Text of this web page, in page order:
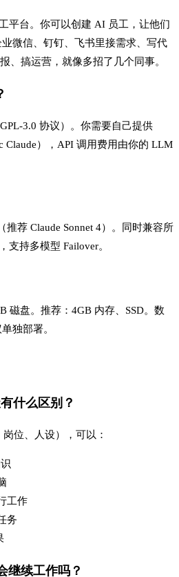
平台。你可以创建 AI 员工，让他们
微信、钉钉、飞书里接需求、写代
、搞运营，就像多招了几个同事。
3.0 协议）。你需要自己提供
Claude），API 调用费用由你的 LLM
推荐 Claude Sonnet 4）。同时兼容所
支持多模型 Failover。
磁盘。推荐：4GB 内存、SSD。数
独部署。
什么区别？
位、人设），可以：
工作
务
继续工作吗？